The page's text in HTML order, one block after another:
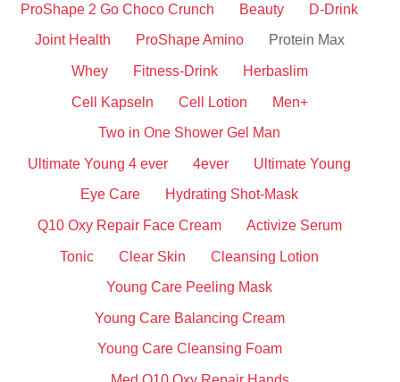
ProShape 2 Go Choco Crunch Beauty D-Drink
Joint Health ProShape Amino Protein Max
Whey Fitness-Drink Herbaslim
Cell Kapseln Cell Lotion Men+
Two in One Shower Gel Man
Ultimate Young 4 ever 4ever Ultimate Young
Eye Care Hydrating Shot-Mask
Q10 Oxy Repair Face Cream Activize Serum
Tonic Clear Skin Cleansing Lotion
Young Care Peeling Mask
Young Care Balancing Cream
Young Care Cleansing Foam